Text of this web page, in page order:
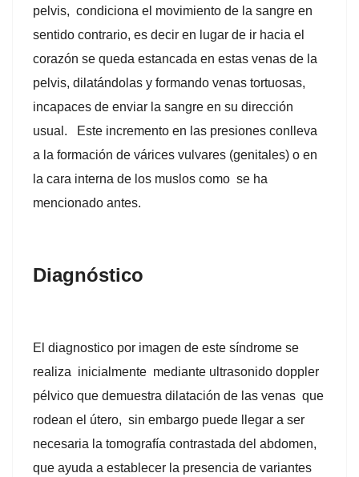
pelvis, condiciona el movimiento de la sangre en
sentido contrario, es decir en lugar de ir hacia el
corazón se queda estancada en estas venas de la
pelvis, dilatándolas y formando venas tortuosas,
incapaces de enviar la sangre en su dirección
usual. Este incremento en las presiones conlleva
a la formación de várices vulvares (genitales) o en
la cara interna de los muslos como se ha
mencionado antes.
Diagnóstico
El diagnostico por imagen de este síndrome se
realiza inicialmente mediante ultrasonido doppler
pélvico que demuestra dilatación de las venas que
rodean el útero, sin embargo puede llegar a ser
necesaria la tomografía contrastada del abdomen,
que ayuda a establecer la presencia de variantes